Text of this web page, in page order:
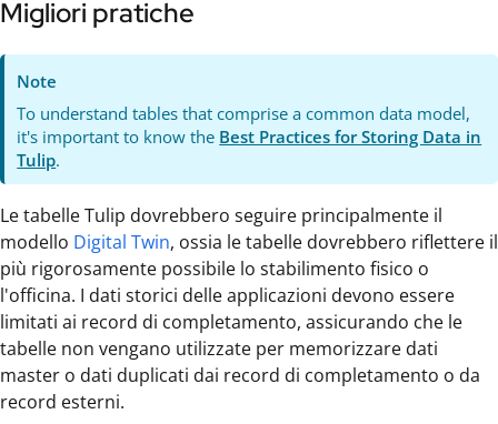
Migliori pratiche
Note
To understand tables that comprise a common data model,
it's important to know the Best Practices for Storing Data in
Tulip.
Le tabelle Tulip dovrebbero seguire principalmente il
modello Digital Twin, ossia le tabelle dovrebbero riflettere il
più rigorosamente possibile lo stabilimento fisico o
l'officina. I dati storici delle applicazioni devono essere
limitati ai record di completamento, assicurando che le
tabelle non vengano utilizzate per memorizzare dati
master o dati duplicati dai record di completamento o da
record esterni.